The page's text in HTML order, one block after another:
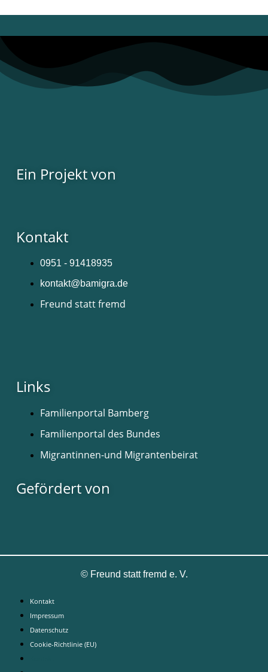
Ein Projekt von
Kontakt
0951 - 91418935
kontakt@bamigra.de
Freund statt fremd
Links
Familienportal Bamberg
Familienportal des Bundes
Migrantinnen-und Migrantenbeirat
Gefördert von
©Freund statt fremd e. V.
Kontakt
Impressum
Datenschutz
Cookie-Richtlinie (EU)